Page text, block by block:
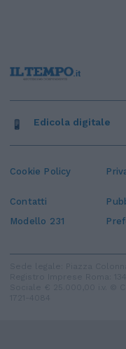
Cookie Policy
Contatti
Modello 231
Edicola digitale